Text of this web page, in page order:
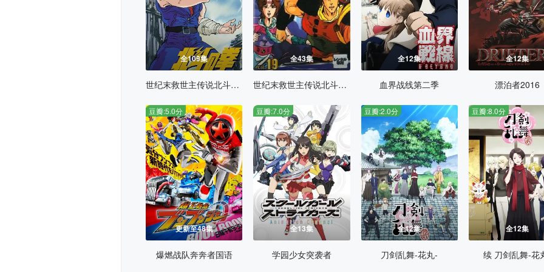
全109集
世纪末救世主传说北斗神拳
全43集
世纪末救世主传说北斗神拳2
全12集
血界战线第二季
全12集
漂泊者2016
更新至48集
豆瓣:5.0分
爆燃战队奔奔者国语
全13集
豆瓣:7.0分
学园少女突袭者
全12集
豆瓣:2.0分
刀剑乱舞-花丸-
全12集
豆瓣:8.0分
续 刀剑乱舞-花